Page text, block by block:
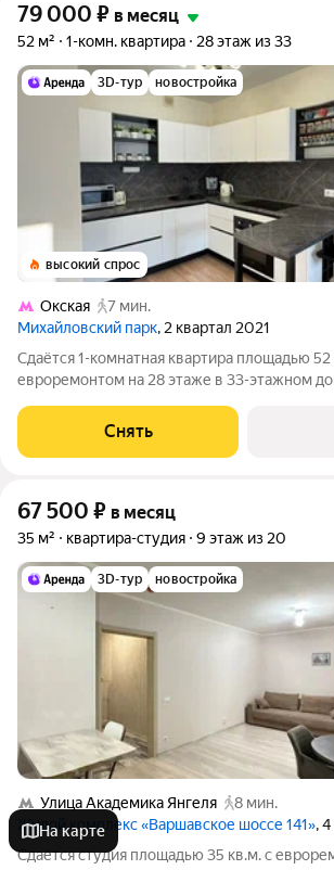
79 000 ₽ в месяц
52 м² 1-комн. квартира 28 этаж из 33
3D-тур новостройка
высокий спрос
Окская
7 мин.
Михайловский парк, 2 квартал 2021
Сдаётся 1-комнатная квартира площадью 52
евроремонтом на 28 этаже в 33-этажном
Микроволновка Стандартная кухонная
Снять
67 500 ₽ в месяц
35 м² квартира-студия 9 этаж из 20
3D-тур новостройка
Улица Академика Янгеля
8 мин.
Жилой комплекс «Варшавское шоссе 141»,
Сдаётся студия площадью 35 кв.м. с
На карте